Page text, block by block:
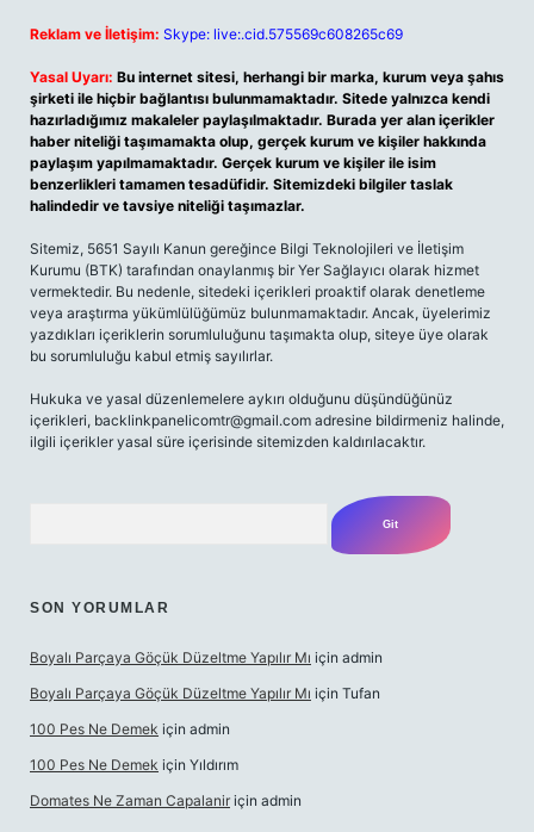
Reklam ve İletişim: Skype: live:.cid.575569c608265c69
Yasal Uyarı: Bu internet sitesi, herhangi bir marka, kurum veya şahıs
şirketi ile hiçbir bağlantısı bulunmamaktadır. Sitede yalnızca kendi
hazırladığımız makaleler paylaşılmaktadır. Burada yer alan içerikler
haber niteliği taşımamakta olup, gerçek kurum ve kişiler hakkında
paylaşım yapılmamaktadır. Gerçek kurum ve kişiler ile isim
benzerlikleri tamamen tesadüfidir. Sitemizdeki bilgiler taslak
halindedir ve tavsiye niteliği taşımazlar.
Sitemiz, 5651 Sayılı Kanun gereğince Bilgi Teknolojileri ve İletişim
Kurumu (BTK) tarafından onaylanmış bir Yer Sağlayıcı olarak hizmet
vermektedir. Bu nedenle, sitedeki içerikleri proaktif olarak denetleme
veya araştırma yükümlülüğümüz bulunmamaktadır. Ancak, üyelerimiz
yazdıkları içeriklerin sorumluluğunu taşımakta olup, siteye üye olarak
bu sorumluluğu kabul etmiş sayılırlar.
Hukuka ve yasal düzenlemelere aykırı olduğunu düşündüğünüz
içerikleri, backlinkpanelicomtr@gmail.com adresine bildirmeniz halinde,
ilgili içerikler yasal süre içerisinde sitemizden kaldırılacaktır.
SON YORUMLAR
Boyalı Parçaya Göçük Düzeltme Yapılır Mı için admin
Boyalı Parçaya Göçük Düzeltme Yapılır Mı için Tufan
100 Pes Ne Demek için admin
100 Pes Ne Demek için Yıldırım
Domates Ne Zaman Capalanir için admin